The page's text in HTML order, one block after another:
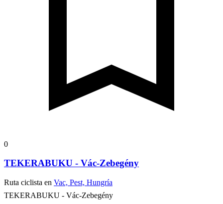
0
TEKERABUKU - Vác-Zebegény
Ruta ciclista en Vac, Pest, Hungría
TEKERABUKU - Vác-Zebegény